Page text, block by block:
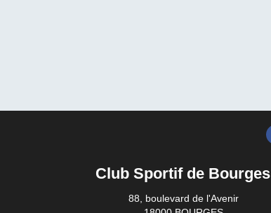
Club Sportif de Bourges
88, boulevard de l'Avenir